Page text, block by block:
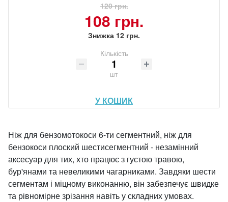
120 грн.
108 грн.
Знижка 12 грн.
Кількість
шт
У КОШИК
Ніж для бензомотокоси 6-ти сегментний, ніж для
бензокоси плоский шестисегментний - незамінний
аксесуар для тих, хто працює з густою травою,
бур'янами та невеликими чагарниками. Завдяки шести
сегментам і міцному виконанню, він забезпечує швидке
та рівномірне зрізання навіть у складних умовах.